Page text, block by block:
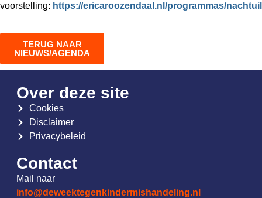
voorstelling: https://ericaroozendaal.nl/programmas/
TERUG NAAR
NIEUWS/AGENDA
Over deze site
Cookies
Disclaimer
Privacybeleid
Contact
Mail naar
info@deweektegenkindermishandeling.nl